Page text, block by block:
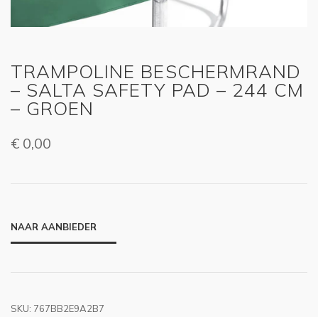
TRAMPOLINE BESCHERMRAND
– SALTA SAFETY PAD – 244 CM
– GROEN
€ 0,00
NAAR AANBIEDER
SKU: 767BB2E9A2B7